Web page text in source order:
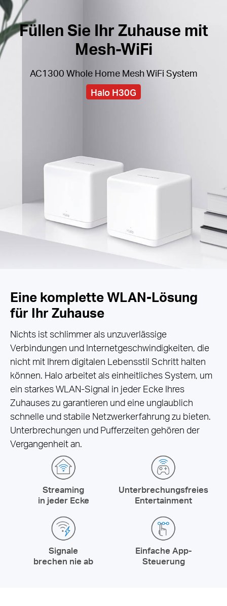
Füllen Sie Ihr Zuhause mit
Mesh-WiFi
AC1300 Whole Home Mesh WiFi System
Halo H30G
Eine komplette WLAN-Lösung
für Ihr Zuhause
Nichts ist schlimmer als unzuverlässige
Verbindungen und Internetgeschwindigkeiten, die
nicht mit Ihrem digitalen Lebensstil Schritt halten
können. Halo arbeitet als einheitliches System, um
ein starkes WLAN-Signal in jeder Ecke Ihres
Zuhauses zu garantieren und eine unglaublich
schnelle und stabile Netzwerkerfahrung zu bieten.
Unterbrechungen und Pufferzeiten gehören der
Vergangenheit an.
Streaming
in jeder Ecke
Unterbrechungsfreies
Entertainment
Signale
brechen nie ab
Einfache App-
Steuerung